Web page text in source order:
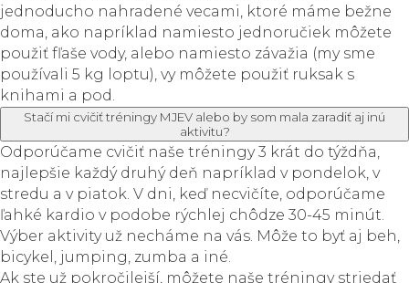
jednoducho nahradené vecami, ktoré máme bežne
doma, ako napríklad namiesto jednoručiek môžete
použiť fľaše vody, alebo namiesto závažia (my sme
používali 5 kg loptu), vy môžete použiť ruksak s
knihami a pod.
Stačí mi cvičiť tréningy MJEV alebo by som mala zaradiť aj inú
aktivitu?
Odporúčame cvičiť naše tréningy 3 krát do týždňa,
najlepšie každý druhý deň napríklad v pondelok, v
stredu a v piatok. V dni, keď necvičíte, odporúčame
ľahké kardio v podobe rýchlej chôdze 30-45 minút.
Výber aktivity už necháme na vás. Môže to byť aj beh,
bicykel, jumping, zumba a iné.
Ak ste už pokročilejší, môžete naše tréningy striedať